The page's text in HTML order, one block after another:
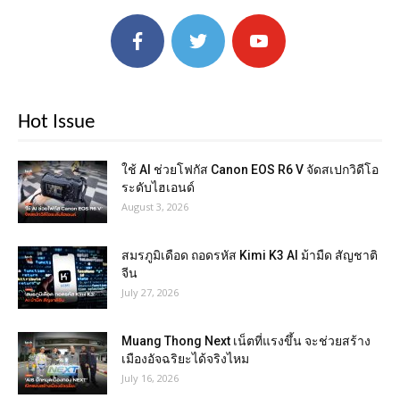
Hot Issue
ใช้ AI ช่วยโฟกัส Canon EOS R6 V จัดสเปกวิดีโอ
ระดับไฮเอนด์
August 3, 2026
สมรภูมิเดือด ถอดรหัส Kimi K3 AI ม้ามืด สัญชาติ
จีน
July 27, 2026
Muang Thong Next เน็ตที่แรงขึ้น จะช่วยสร้าง
เมืองอัจฉริยะได้จริงไหม
July 16, 2026